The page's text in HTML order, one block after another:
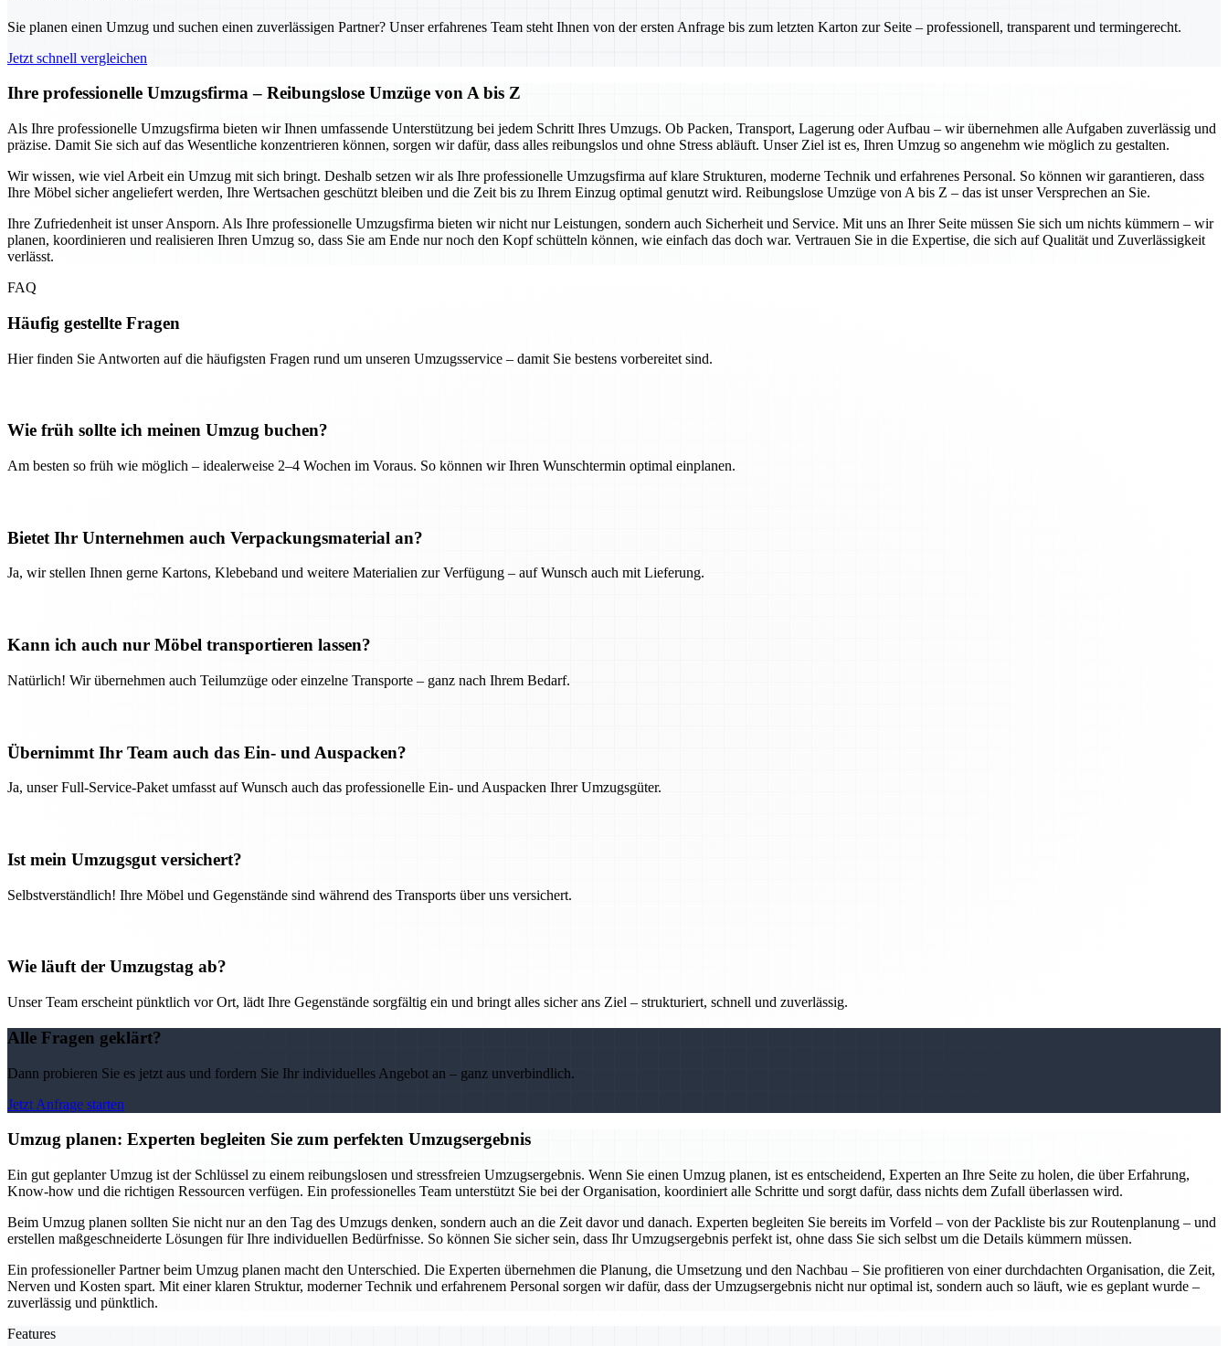
Sie planen einen Umzug und suchen einen zuverlässigen Partner? Unser erfahrenes Team steht Ihnen von der ersten Anfrage bis zum letzten Karton zur Seite – professionell, transparent und termingerecht.
Jetzt schnell vergleichen
Ihre professionelle Umzugsfirma – Reibungslose Umzüge von A bis Z
Als Ihre professionelle Umzugsfirma bieten wir Ihnen umfassende Unterstützung bei jedem Schritt Ihres Umzugs. Ob Packen, Transport, Lagerung oder Aufbau – wir übernehmen alle Aufgaben zuverlässig und
präzise. Damit Sie sich auf das Wesentliche konzentrieren können, sorgen wir dafür, dass alles reibungslos und ohne Stress abläuft. Unser Ziel ist es, Ihren Umzug so angenehm wie möglich zu gestalten.
Wir wissen, wie viel Arbeit ein Umzug mit sich bringt. Deshalb setzen wir als Ihre professionelle Umzugsfirma auf klare Strukturen, moderne Technik und erfahrenes Personal. So können wir garantieren, dass
Ihre Möbel sicher angeliefert werden, Ihre Wertsachen geschützt bleiben und die Zeit bis zu Ihrem Einzug optimal genutzt wird. Reibungslose Umzüge von A bis Z – das ist unser Versprechen an Sie.
Ihre Zufriedenheit ist unser Ansporn. Als Ihre professionelle Umzugsfirma bieten wir nicht nur Leistungen, sondern auch Sicherheit und Service. Mit uns an Ihrer Seite müssen Sie sich um nichts kümmern – wir
planen, koordinieren und realisieren Ihren Umzug so, dass Sie am Ende nur noch den Kopf schütteln können, wie einfach das doch war. Vertrauen Sie in die Expertise, die sich auf Qualität und Zuverlässigkeit
verlässt.
FAQ
Häufig gestellte Fragen
Hier finden Sie Antworten auf die häufigsten Fragen rund um unseren Umzugsservice – damit Sie bestens vorbereitet sind.
Wie früh sollte ich meinen Umzug buchen?
Am besten so früh wie möglich – idealerweise 2–4 Wochen im Voraus. So können wir Ihren Wunschtermin optimal einplanen.
Bietet Ihr Unternehmen auch Verpackungsmaterial an?
Ja, wir stellen Ihnen gerne Kartons, Klebeband und weitere Materialien zur Verfügung – auf Wunsch auch mit Lieferung.
Kann ich auch nur Möbel transportieren lassen?
Natürlich! Wir übernehmen auch Teilumzüge oder einzelne Transporte – ganz nach Ihrem Bedarf.
Übernimmt Ihr Team auch das Ein- und Auspacken?
Ja, unser Full-Service-Paket umfasst auf Wunsch auch das professionelle Ein- und Auspacken Ihrer Umzugsgüter.
Ist mein Umzugsgut versichert?
Selbstverständlich! Ihre Möbel und Gegenstände sind während des Transports über uns versichert.
Wie läuft der Umzugstag ab?
Unser Team erscheint pünktlich vor Ort, lädt Ihre Gegenstände sorgfältig ein und bringt alles sicher ans Ziel – strukturiert, schnell und zuverlässig.
Alle Fragen geklärt?
Dann probieren Sie es jetzt aus und fordern Sie Ihr individuelles Angebot an – ganz unverbindlich.
Jetzt Anfrage starten
Umzug planen: Experten begleiten Sie zum perfekten Umzugsergebnis
Ein gut geplanter Umzug ist der Schlüssel zu einem reibungslosen und stressfreien Umzugsergebnis. Wenn Sie einen Umzug planen, ist es entscheidend, Experten an Ihre Seite zu holen, die über Erfahrung,
Know-how und die richtigen Ressourcen verfügen. Ein professionelles Team unterstützt Sie bei der Organisation, koordiniert alle Schritte und sorgt dafür, dass nichts dem Zufall überlassen wird.
Beim Umzug planen sollten Sie nicht nur an den Tag des Umzugs denken, sondern auch an die Zeit davor und danach. Experten begleiten Sie bereits im Vorfeld – von der Packliste bis zur Routenplanung – und
erstellen maßgeschneiderte Lösungen für Ihre individuellen Bedürfnisse. So können Sie sicher sein, dass Ihr Umzugsergebnis perfekt ist, ohne dass Sie sich selbst um die Details kümmern müssen.
Ein professioneller Partner beim Umzug planen macht den Unterschied. Die Experten übernehmen die Planung, die Umsetzung und den Nachbau – Sie profitieren von einer durchdachten Organisation, die Zeit,
Nerven und Kosten spart. Mit einer klaren Struktur, moderner Technik und erfahrenem Personal sorgen wir dafür, dass der Umzugsergebnis nicht nur optimal ist, sondern auch so läuft, wie es geplant wurde –
zuverlässig und pünktlich.
Features